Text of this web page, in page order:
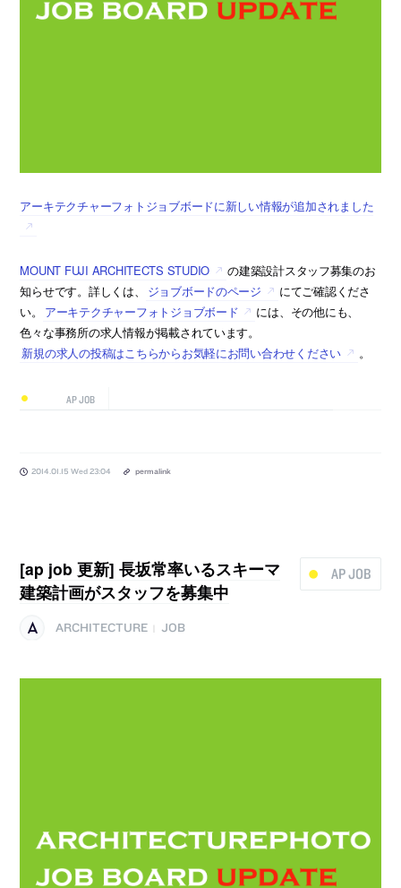
アーキテクチャーフォトジョブボードに新しい情報が追加されました
MOUNT FUJI ARCHITECTS STUDIO
の建築設計スタッフ募集のお
知らせです。詳しくは、
ジョブボードのページ
にてご確認くださ
い。
アーキテクチャーフォトジョブボード
には、その他にも、
色々な事務所の求人情報が掲載されています。
新規の求人の投稿はこちらからお気軽にお問い合わせください
。
AP JOB
2014.01.15 Wed 23:04 permalink
AP JOB
[ap job 更新] 長坂常率いるスキーマ
建築計画がスタッフを募集中
ARCHITECTURE JOB